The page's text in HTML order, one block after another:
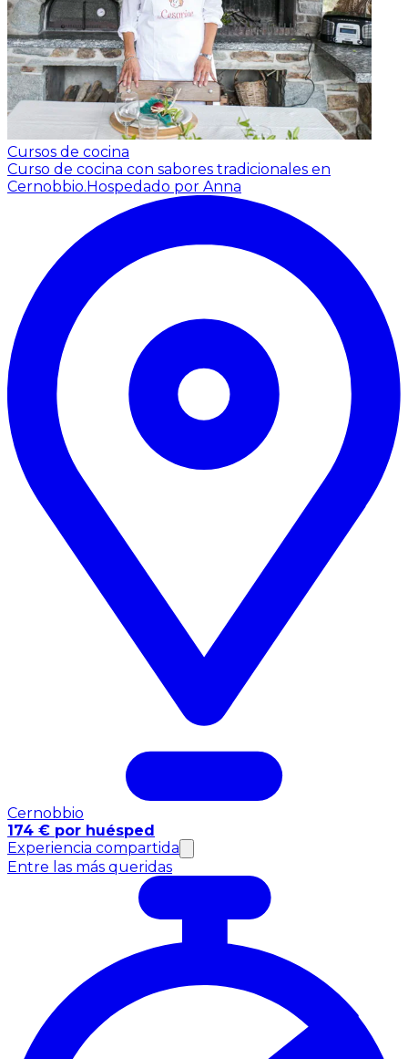
Cursos de cocina
Curso de cocina con sabores tradicionales en
Cernobbio.Hospedado por Anna
Cernobbio
174 € por huésped
Experiencia compartida
Entre las más queridas